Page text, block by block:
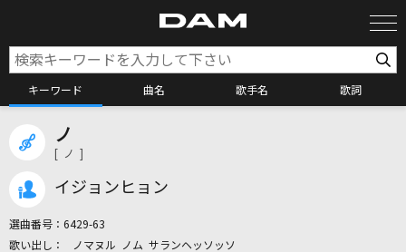
キーワード 曲名 歌手名 歌詞
ノ
[ ノ ]
イジョンヒョン
選曲番号： 6429-63
ノマヌル ノム サランヘッソッソ